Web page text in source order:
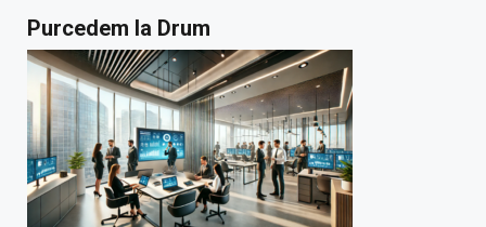
Purcedem la Drum